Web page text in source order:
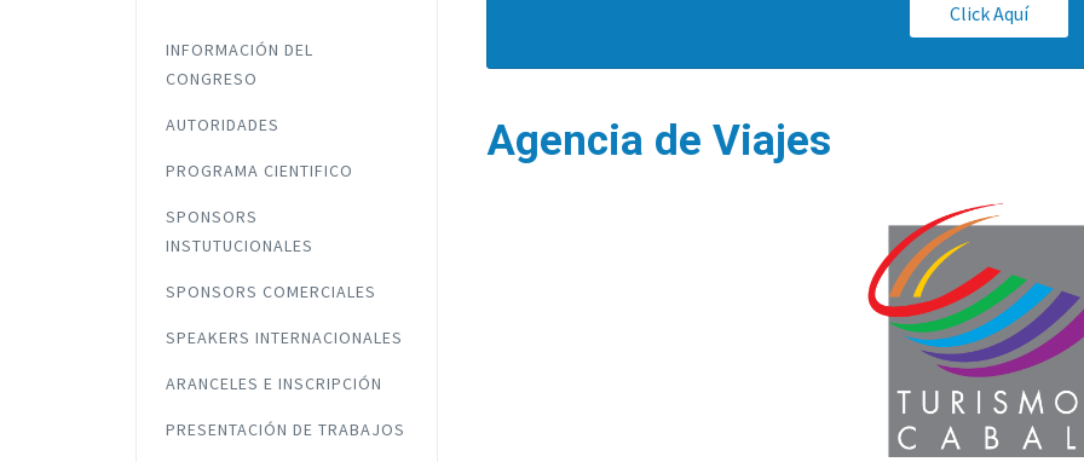
Click Aquí
Agencia de Viajes
INFORMACIÓN DEL
CONGRESO
AUTORIDADES
PROGRAMA CIENTIFICO
SPONSORS
INSTUTUCIONALES
SPONSORS COMERCIALES
SPEAKERS INTERNACIONALES
ARANCELES E INSCRIPCIÓN
PRESENTACIÓN DE TRABAJOS